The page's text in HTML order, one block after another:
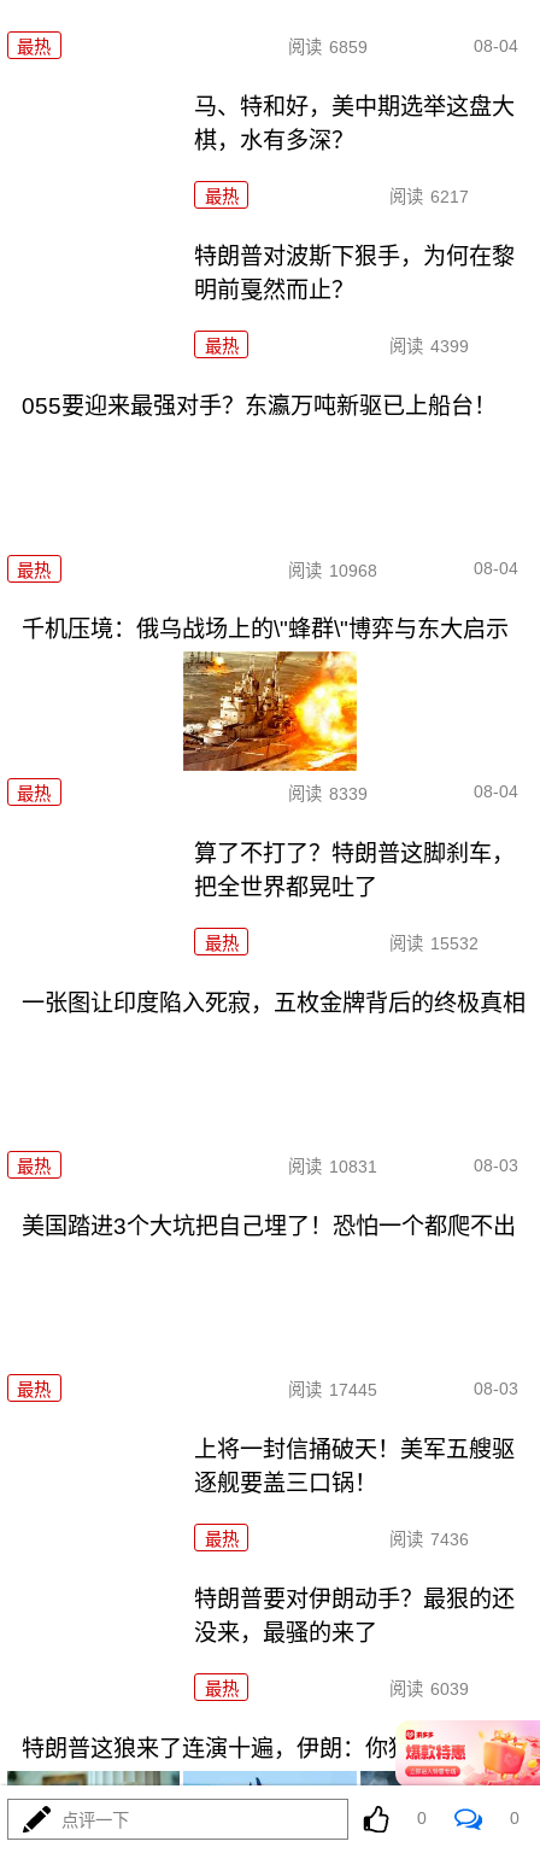
最热 阅读 6859 08-04
马、特和好，美中期选举这盘大
棋，水有多深？
最热 阅读 6217
特朗普对波斯下狠手，为何在黎
明前戛然而止？
最热 阅读 4399
055要迎来最强对手？东瀛万吨新驱已上船台！
最热 阅读 10968 08-04
千机压境：俄乌战场上的\"蜂群\"博弈与东大启示
最热 阅读 8339 08-04
算了不打了？特朗普这脚刹车，
把全世界都晃吐了
最热 阅读 15532
一张图让印度陷入死寂，五枚金牌背后的终极真相
最热 阅读 10831 08-03
美国踏进3个大坑把自己埋了！恐怕一个都爬不出
最热 阅读 17445 08-03
上将一封信捅破天！美军五艘驱
逐舰要盖三口锅！
最热 阅读 7436
特朗普要对伊朗动手？最狠的还
没来，最骚的来了
最热 阅读 6039
特朗普这狼来了连演十遍，伊朗：你猜我信不信？
点评一下 0 0